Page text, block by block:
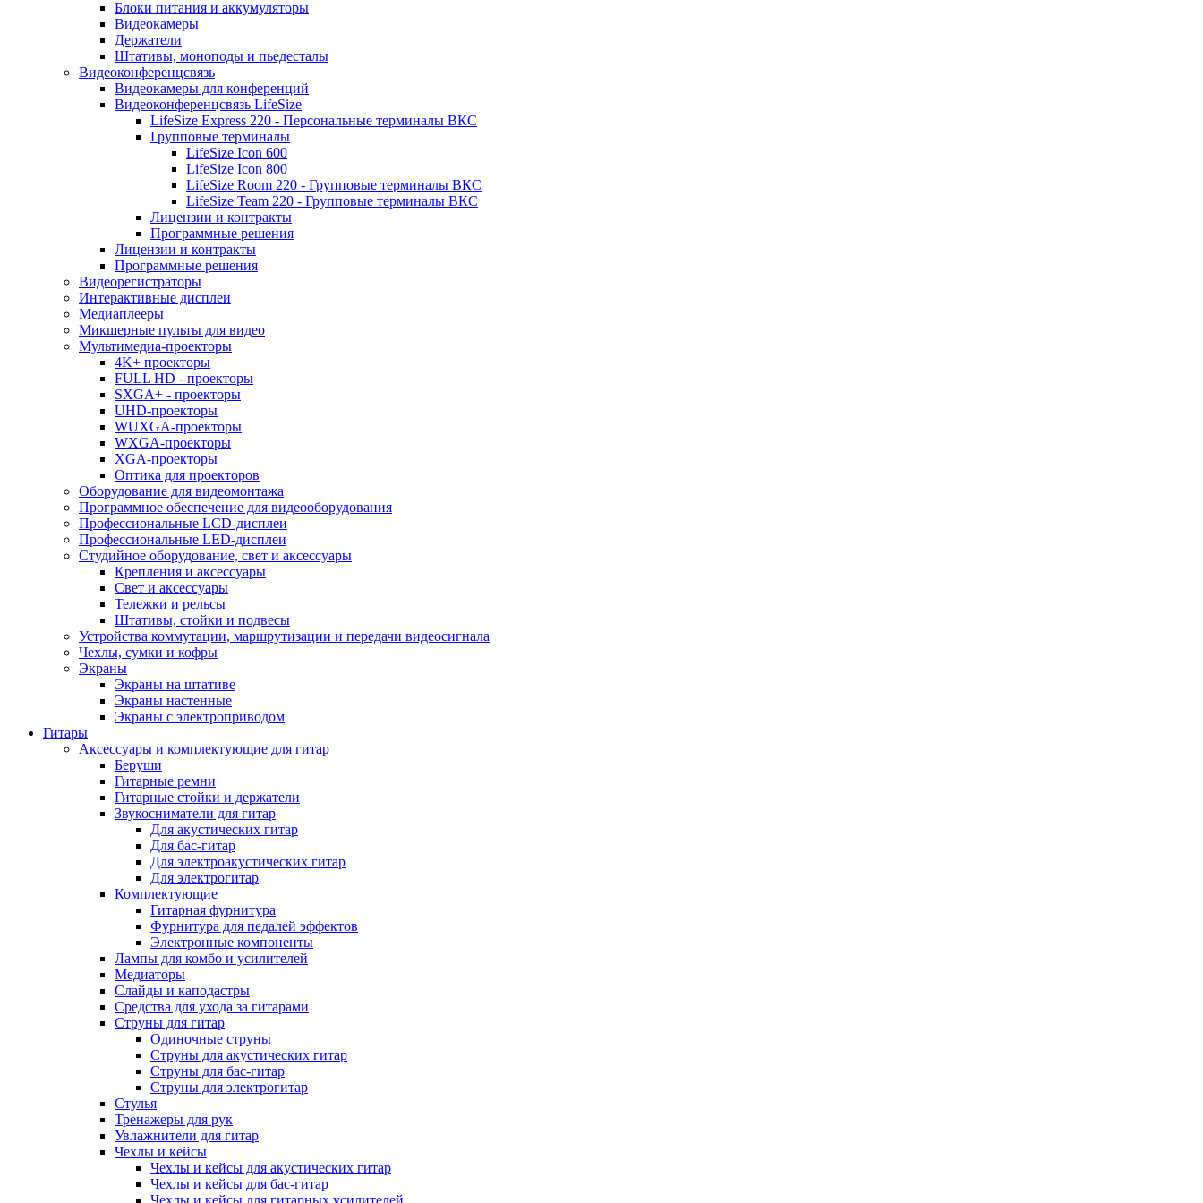
Блоки питания и аккумуляторы
Видеокамеры
Держатели
Штативы, моноподы и пьедесталы
Видеоконференцсвязь
Видеокамеры для конференций
Видеоконференцсвязь LifeSize
LifeSize Express 220 - Персональные терминалы ВКС
Групповые терминалы
LifeSize Icon 600
LifeSize Icon 800
LifeSize Room 220 - Групповые терминалы ВКС
LifeSize Team 220 - Групповые терминалы ВКС
Лицензии и контракты
Программные решения
Лицензии и контракты
Программные решения
Видеорегистраторы
Интерактивные дисплеи
Медиаплееры
Микшерные пульты для видео
Мультимедиа-проекторы
4K+ проекторы
FULL HD - проекторы
SXGA+ - проекторы
UHD-проекторы
WUXGA-проекторы
WXGA-проекторы
XGA-проекторы
Оптика для проекторов
Оборудование для видеомонтажа
Программное обеспечение для видеооборудования
Профессиональные LCD-дисплеи
Профессиональные LED-дисплеи
Студийное оборудование, свет и аксессуары
Крепления и аксессуары
Свет и аксессуары
Тележки и рельсы
Штативы, стойки и подвесы
Устройства коммутации, маршрутизации и передачи видеосигнала
Чехлы, сумки и кофры
Экраны
Экраны на штативе
Экраны настенные
Экраны с электроприводом
Гитары
Аксессуары и комплектующие для гитар
Беруши
Гитарные ремни
Гитарные стойки и держатели
Звукосниматели для гитар
Для акустических гитар
Для бас-гитар
Для электроакустических гитар
Для электрогитар
Комплектующие
Гитарная фурнитура
Фурнитура для педалей эффектов
Электронные компоненты
Лампы для комбо и усилителей
Медиаторы
Слайды и каподастры
Средства для ухода за гитарами
Струны для гитар
Одиночные струны
Струны для акустических гитар
Струны для бас-гитар
Струны для электрогитар
Стулья
Тренажеры для рук
Увлажнители для гитар
Чехлы и кейсы
Чехлы и кейсы для акустических гитар
Чехлы и кейсы для бас-гитар
Чехлы и кейсы для гитарных усилителей